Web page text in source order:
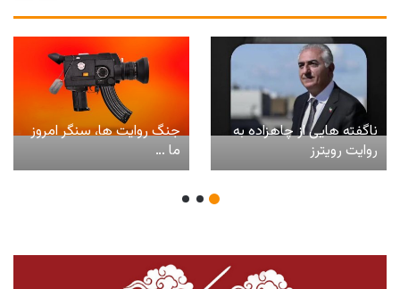
ناگفته هایی از چاهزاده به
روایت رویترز
جنگ روایت ها، سنگر امروز
ما …